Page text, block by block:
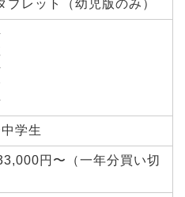
ブレット（幼児版のみ）
語
学生
円〜（一年分買い切